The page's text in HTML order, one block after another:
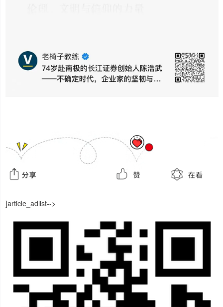
]article_adlist-->